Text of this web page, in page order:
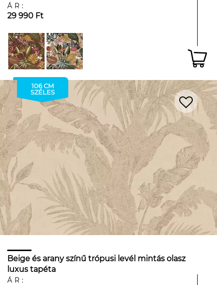
ÁR:
29 990 Ft
106 CM
SZÉLES
Beige és arany színű trópusi levél mintás olasz
luxus tapéta
ÁR: